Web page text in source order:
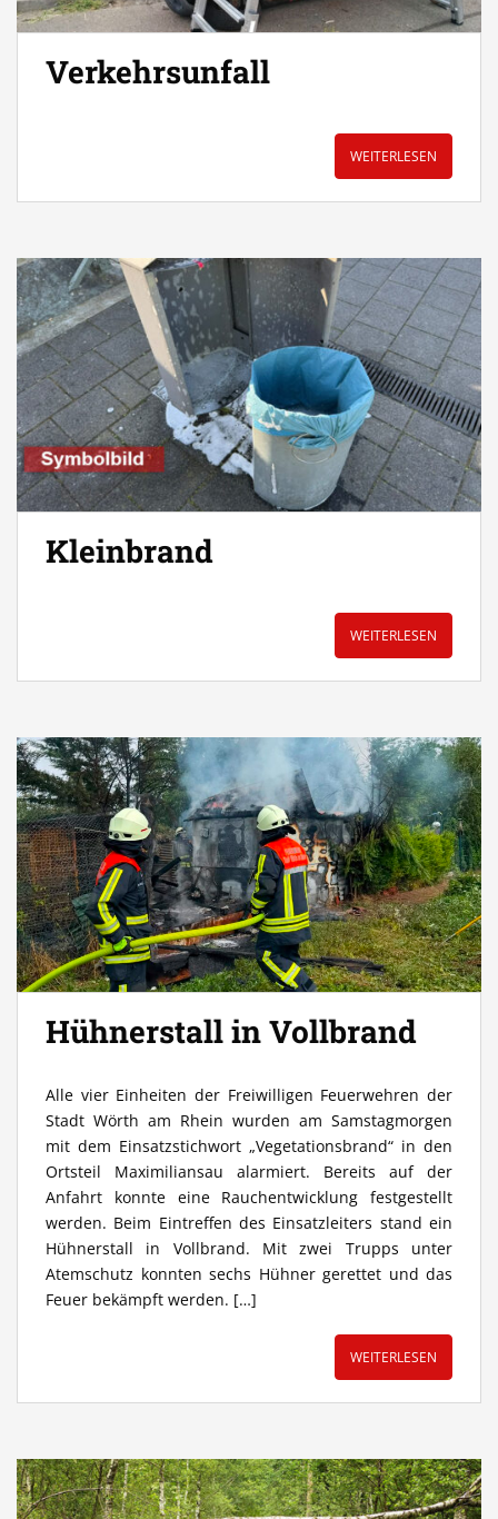
Verkehrsunfall
WEITERLESEN
Kleinbrand
WEITERLESEN
Hühnerstall in Vollbrand
Alle vier Einheiten der Freiwilligen Feuerwehren der
Stadt Wörth am Rhein wurden am Samstagmorgen
mit dem Einsatzstichwort „Vegetationsbrand“ in den
Ortsteil Maximiliansau alarmiert. Bereits auf der
Anfahrt konnte eine Rauchentwicklung festgestellt
werden. Beim Eintreffen des Einsatzleiters stand ein
Hühnerstall in Vollbrand. Mit zwei Trupps unter
Atemschutz konnten sechs Hühner gerettet und das
Feuer bekämpft werden. […]
WEITERLESEN